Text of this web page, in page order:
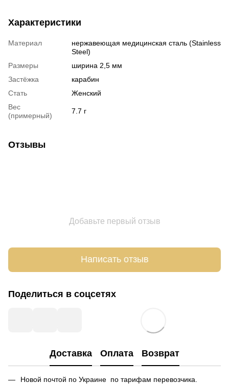
Характеристики
Материал
нержавеющая медицинская сталь (Stainless
Steel)
Размеры
ширина 2,5 мм
Застёжка
карабин
Стать
Женский
Вес
(примерный)
7.7 г
Отзывы
Добавьте первый отзыв
Написать отзыв
Поделиться в соцсетях
Доставка Оплата Возврат
Новой почтой по Украине по тарифам перевозчика.